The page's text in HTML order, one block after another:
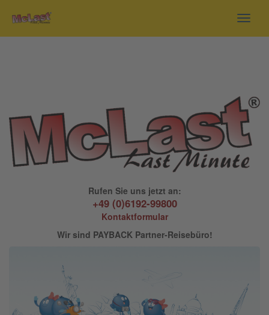
Rufen Sie uns jetzt an:
+49 (0)6192-99800
Kontaktformular
Wir sind PAYBACK Partner-Reisebüro!